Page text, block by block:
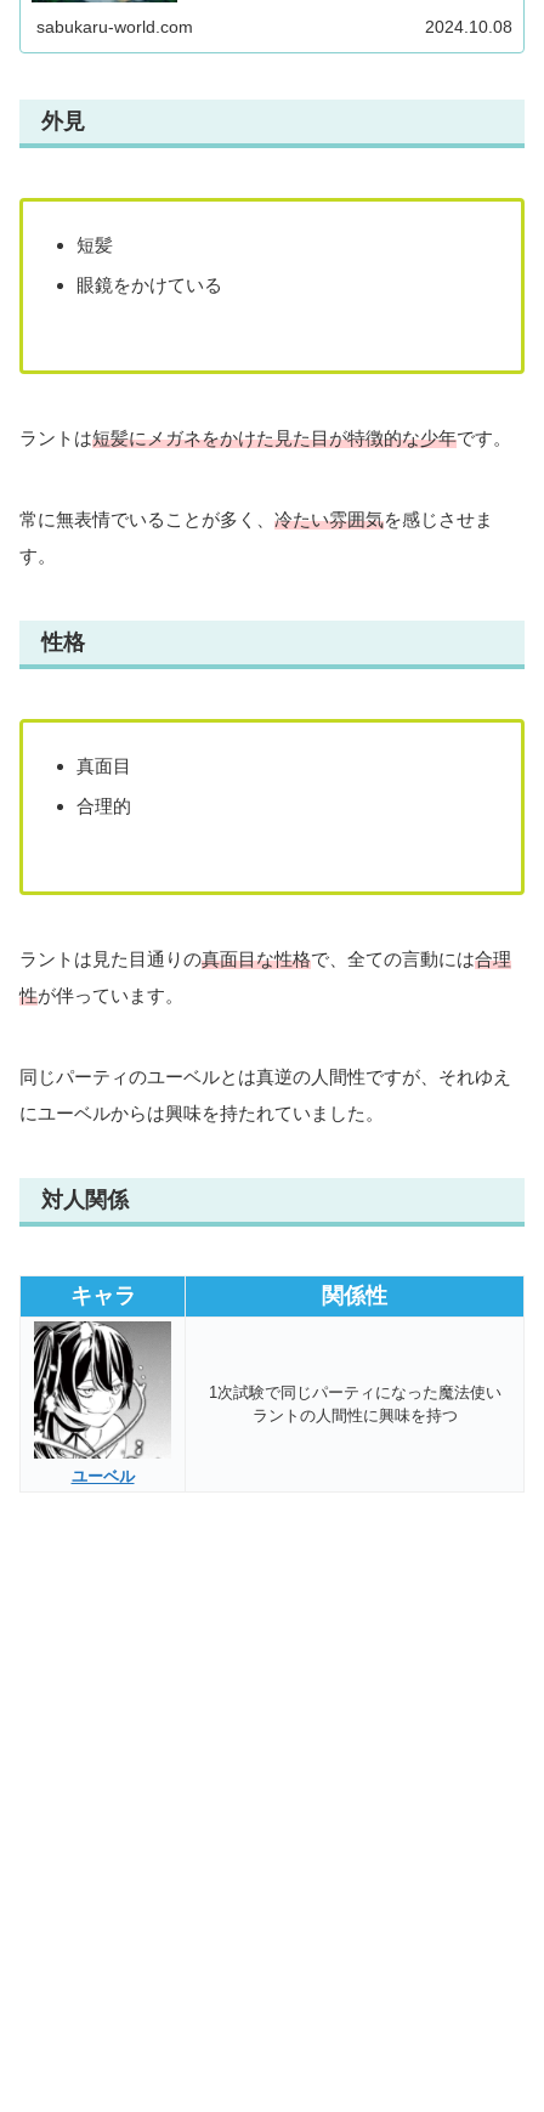
sabukaru-world.com 2024.10.08
外見
短髪
眼鏡をかけている
ラントは短髪にメガネをかけた見た目が特徴的な少年です。
常に無表情でいることが多く、 冷たい雰囲気を感じさせま
す。
性格
真面目
合理的
ラントは見た目通りの真面目な性格で、全ての言動には合理
性が伴っています。
同じパーティのユーベルとは真逆の人間性ですが、それゆえ
にユーベルからは興味を持たれていました。
対人関係
キャラ 関係性
ユーベル
1次試験で同じパーティになった魔法使い
ラントの人間性に興味を持つ